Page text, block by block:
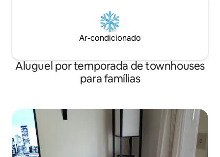
Ar-condicionado
Aluguel por temporada de townhouses
para famílias